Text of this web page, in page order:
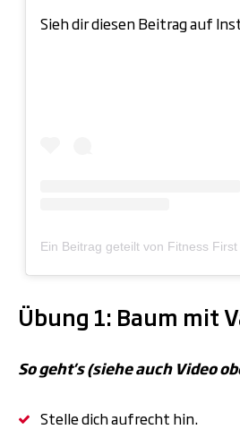
Sieh dir diesen Beitrag auf
Übung 1: Baum mit
So geht's (siehe auch Video
Stelle dich aufrecht hin.